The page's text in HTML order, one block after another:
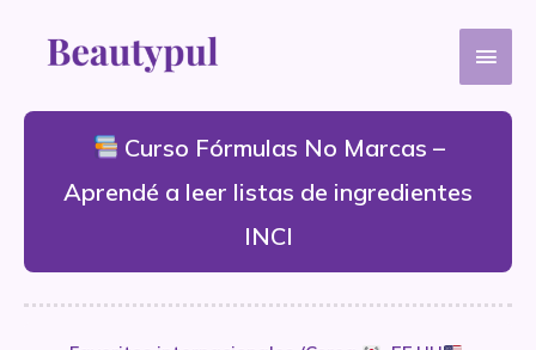
Curso Fórmulas No Marcas –
Aprendé a leer listas de ingredientes
INCI